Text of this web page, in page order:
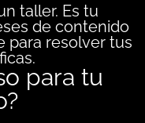
taller. Es tu
de contenido
para resolver tus
para tu